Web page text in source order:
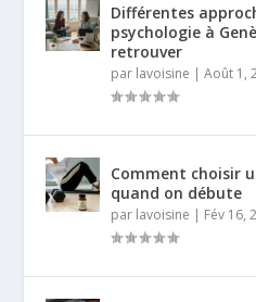
Différentes
psychologie à
retrouver
par lavoisine |Août 1,
Comment choisir
quand on débute
par lavoisine | Fév 16,